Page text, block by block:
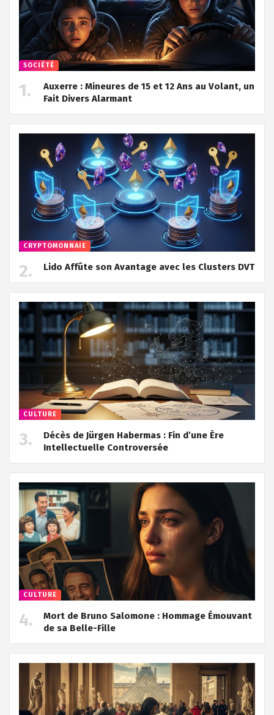
SOCIÉTÉ
Auxerre : Mineures de 15 et 12 Ans au Volant, un
Fait Divers Alarmant
CRYPTOMONNAIE
Lido Affûte son Avantage avec les Clusters DVT
CULTURE
Décès de Jürgen Habermas : Fin d’une Ère
Intellectuelle Controversée
CULTURE
Mort de Bruno Salomone : Hommage Émouvant
de sa Belle-Fille